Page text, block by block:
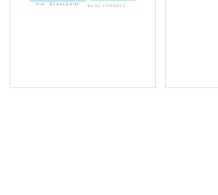
BLOG CONNECT